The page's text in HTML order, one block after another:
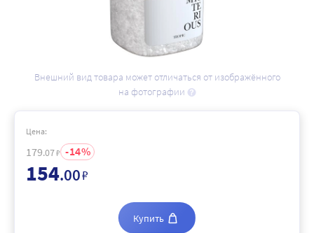
Внешний вид товара может отличаться от изображённого
на фотографии
Цена:
179.07₽ 14
154.00₽
Купить